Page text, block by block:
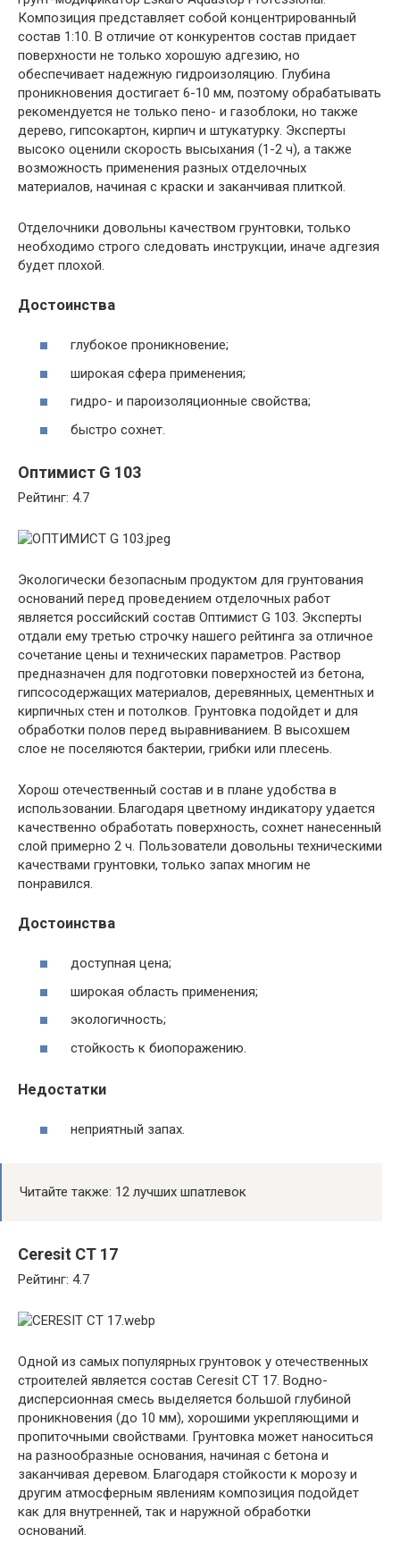
Композиция представляет собой концентрированный
состав 1:10. В отличие от конкурентов состав придает
поверхности не только хорошую адгезию, но
обеспечивает надежную гидроизоляцию. Глубина
проникновения достигает 6-10 мм, поэтому обрабатывать
рекомендуется не только пено- и газоблоки, но также
дерево, гипсокартон, кирпич и штукатурку. Эксперты
высоко оценили скорость высыхания (1-2 ч), а также
возможность применения разных отделочных
материалов, начиная с краски и заканчивая плиткой.
Отделочники довольны качеством грунтовки, только
необходимо строго следовать инструкции, иначе адгезия
будет плохой.
Достоинства
глубокое проникновение;
широкая сфера применения;
гидро- и пароизоляционные свойства;
быстро сохнет.
Оптимист G 103
Рейтинг: 4.7
Экологически безопасным продуктом для грунтования
оснований перед проведением отделочных работ
является российский состав Оптимист G 103. Эксперты
отдали ему третью строчку нашего рейтинга за отличное
сочетание цены и технических параметров. Раствор
предназначен для подготовки поверхностей из бетона,
гипсосодержащих материалов, деревянных, цементных и
кирпичных стен и потолков. Грунтовка подойдет и для
обработки полов перед выравниванием. В высохшем
слое не поселяются бактерии, грибки или плесень.
Хорош отечественный состав и в плане удобства в
использовании. Благодаря цветному индикатору удается
качественно обработать поверхность, сохнет нанесенный
слой примерно 2 ч. Пользователи довольны техническими
качествами грунтовки, только запах многим не
понравился.
Достоинства
доступная цена;
широкая область применения;
экологичность;
стойкость к биопоражению.
Недостатки
неприятный запах.
Читайте также: 12 лучших шпатлевок
Ceresit CT 17
Рейтинг: 4.7
Одной из самых популярных грунтовок у отечественных
строителей является состав Ceresit CT 17. Водно-
дисперсионная смесь выделяется большой глубиной
проникновения (до 10 мм), хорошими укрепляющими и
пропиточными свойствами. Грунтовка может наноситься
на разнообразные основания, начиная с бетона и
заканчивая деревом. Благодаря стойкости к морозу и
другим атмосферным явлениям композиция подойдет
как для внутренней, так и наружной обработки
оснований.